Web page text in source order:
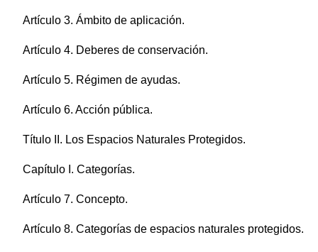
Artículo 3. Ámbito de aplicación.
Artículo 4. Deberes de conservación.
Artículo 5. Régimen de ayudas.
Artículo 6. Acción pública.
Título II. Los Espacios Naturales Protegidos.
Capítulo I. Categorías.
Artículo 7. Concepto.
Artículo 8. Categorías de espacios naturales protegidos.